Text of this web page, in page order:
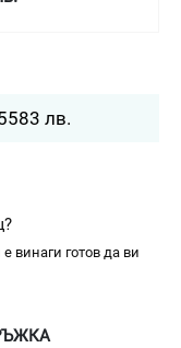
лв.
винаги готов да ви